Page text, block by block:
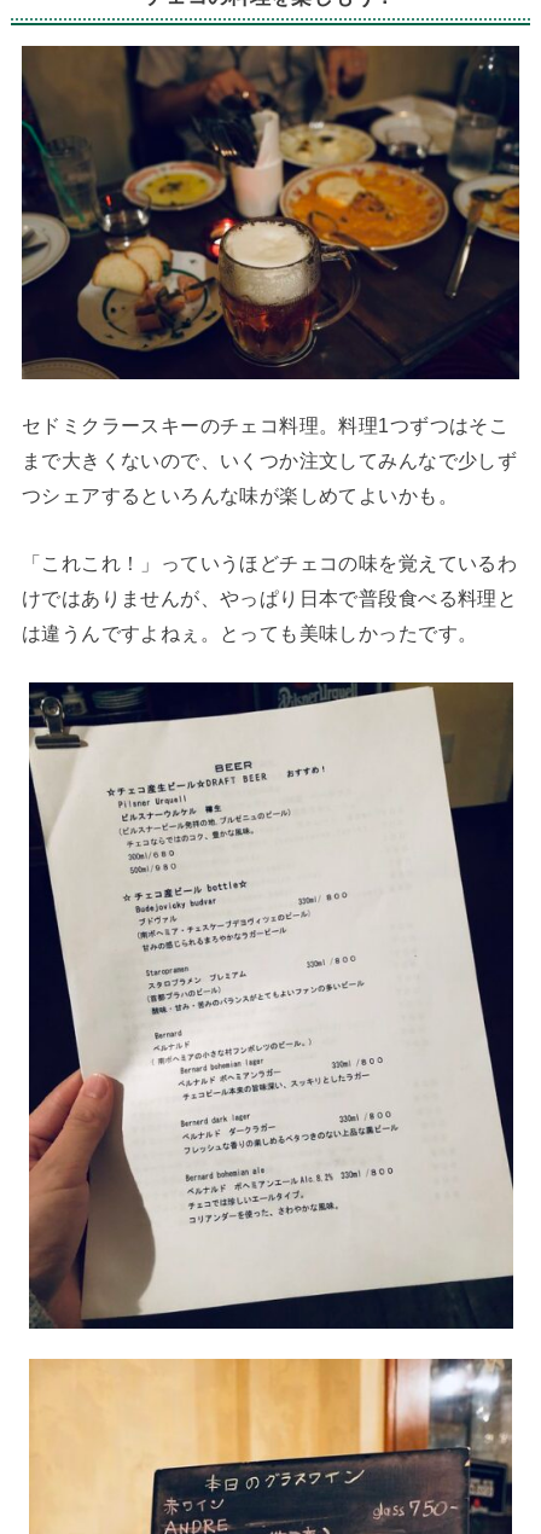
セドミクラースキーのチェコ料理。料理1つずつはそこ
まで大きくないので、いくつか注文してみんなで少しず
つシェアするといろんな味が楽しめてよいかも。
「これこれ！」っていうほどチェコの味を覚えているわ
けではありませんが、やっぱり日本で普段食べる料理と
は違うんですよねぇ。とっても美味しかったです。